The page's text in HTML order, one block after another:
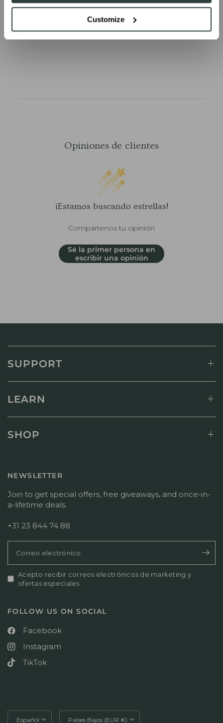
Customize
Opiniones de clientes
¡Estamos buscando estrellas!
Compártenos tu opinión
Sé la primer persona en
escribir una opinión
SUPPORT
LEARN
SHOP
NEWSLETTER
Join to get special offers, free giveaways, and once-in-
a-lifetime deals.
+31 23 844 74 88
Correo electrónico
Acepto recibir correos electrónicos de marketing y
ofertas especiales.
FOLLOW US ON SOCIAL
Facebook
Instagram
TikTok